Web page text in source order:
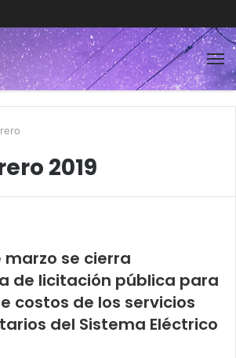
2019
marzo se cierra
de licitación pública para
costos de los servicios
del Sistema Eléctrico